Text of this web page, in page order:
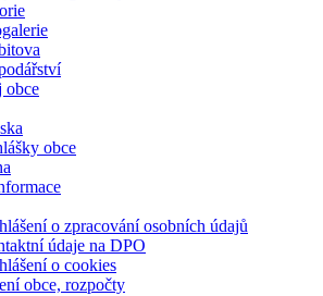
obce
obce
o zpracování osobních údajů
údaje na DPO
o cookies
obce, rozpočty